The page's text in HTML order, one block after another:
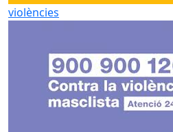
violències